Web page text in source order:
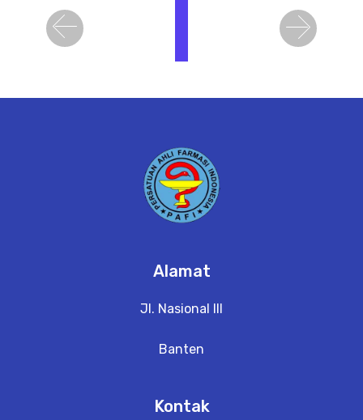
Previous Next
Alamat
Jl. Nasional III
Banten
Kontak